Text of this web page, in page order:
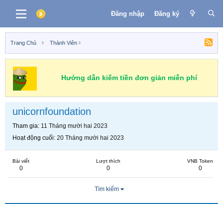
Đăng nhập Đăng ký
Trang Chủ Thành Viên
Hướng dẫn kiếm tiền đơn giản miễn phí
unicornfoundation
Tham gia 11 Tháng mười hai 2023
Hoạt động cuối 20 Tháng mười hai 2023
Bài viết
0
Lượt thích
0
VNB Token
0
Tìm kiếm